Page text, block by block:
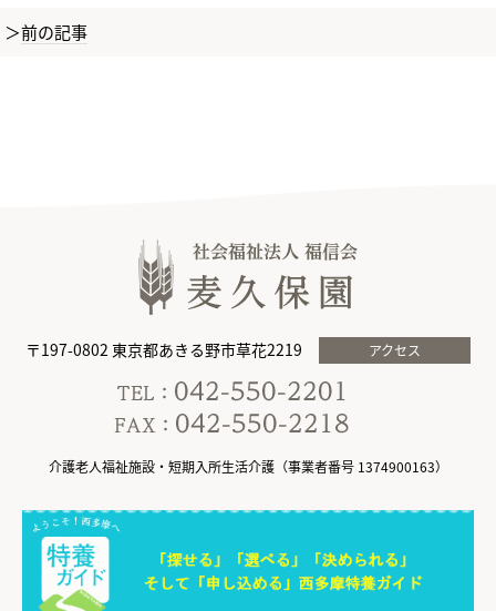
前の記事
〒197-0802 東京都あきる野市草花2219 アクセス
介護老人福祉施設・短期入所生活介護（事業者番号 1374900163）